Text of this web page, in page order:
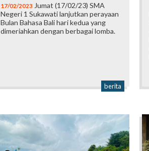
17/02/2023 Jumat (17/02/23) SMA
Negeri 1 Sukawati lanjutkan perayaan
Bulan Bahasa Bali hari kedua yang
dimeriahkan dengan berbagai lomba.
berita